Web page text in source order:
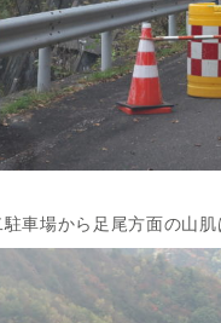
車場から足尾方面の山